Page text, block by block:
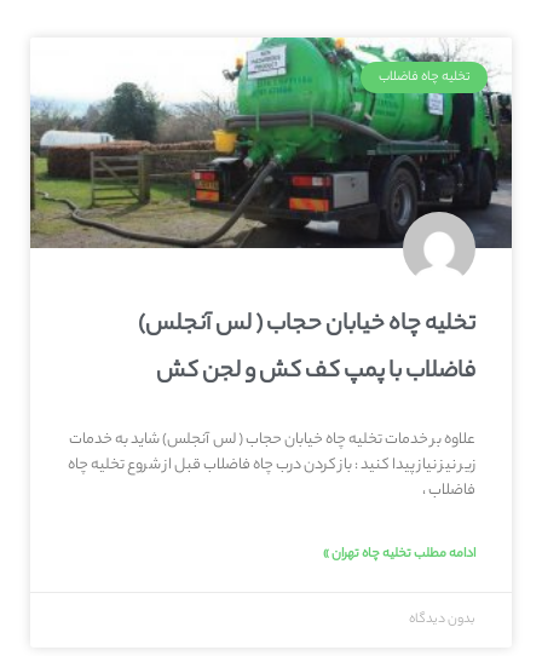
تخلیه چاه فاضلاب
تخلیه چاه خیابان حجاب ( لس آنجلس)
فاضلاب با پمپ کف کش و لجن کش
علاوه بر خدمات تخلیه چاه خیابان حجاب ( لس آنجلس) شاید به خدمات
زیر نیز نیاز پیدا کنید : باز کردن درب چاه فاضلاب قبل از شروع تخلیه چاه
فاضلاب ،
ادامه مطلب تخلیه چاه تهران »
بدون دیدگاه